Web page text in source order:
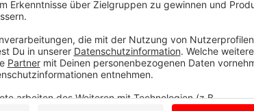
Jan Zerbst
Die Welt in 30 Sekunden (Folge 371)